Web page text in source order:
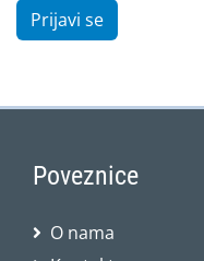
Prijavi se
Poveznice
O nama